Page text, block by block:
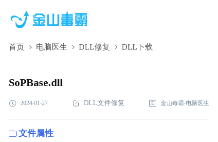
首页 电脑医生 DLL修复 DLL下载
SoPBase.dll,SoPBase.dll下载,SoPBase.dll修复
SoPBase.dll
2024-01-27 DLL文件修复 金山毒霸-电脑医生
文件属性